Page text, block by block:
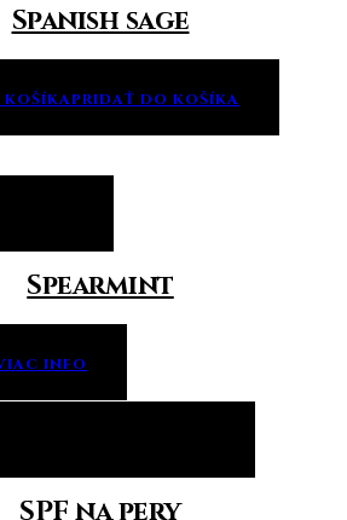
Spanish sage
KOŠÍKAPRIDAŤ DO KOŠÍKA
Spearmint
INFO
SPF na pery